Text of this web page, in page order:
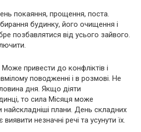
покаяння, прощення, поста.
будинку, його очищення і
позбавлятися від усього зайвого.
привести до конфліктів і
поводженні і в розмові. Не
дня. Якщо діяти
то сила Місяця може
найскладніші плани. День складних
незначні речі та усунути їх.